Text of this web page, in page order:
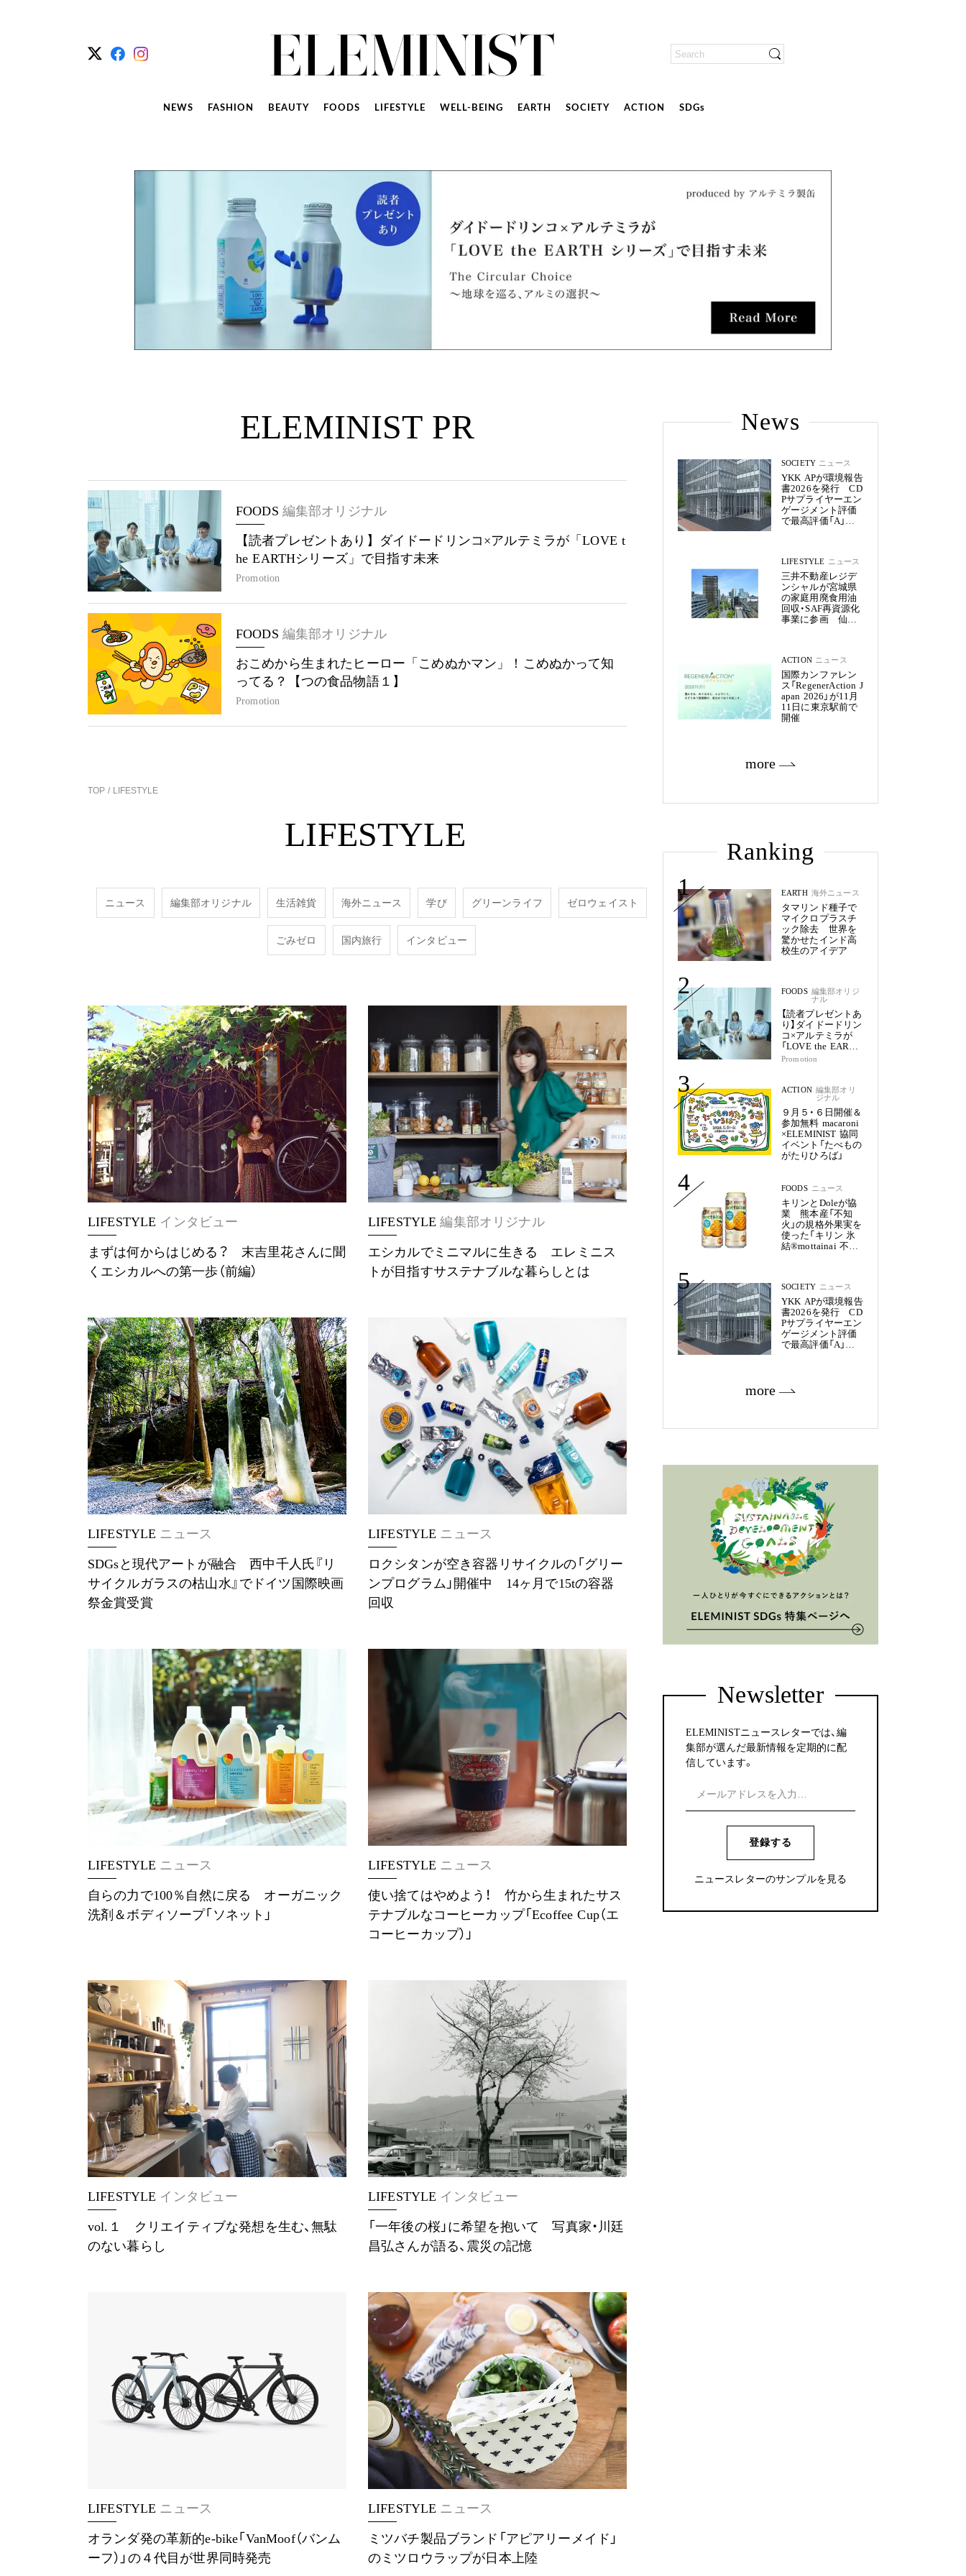
NEWS FASHION BEAUTY FOODS LIFESTYLE WELL-BEING EARTH SOCIETY ACTION SDGs
ELEMINIST PR
FOODS 編集部オリジナル
【読者プレゼントあり】ダイドードリンコ×アルテミラが「LOVE t
he EARTHシリーズ」で目指す未来
Promotion
FOODS 編集部オリジナル
おこめから生まれたヒーロー「こめぬかマン」！こめぬかって知
ってる？【つの食品物語１】
Promotion
TOP LIFESTYLE
LIFESTYLE
ニュース 編集部オリジナル 生活雑貨 海外ニュース 学び グリーンライフ ゼロウェイスト
ごみゼロ 国内旅行 インタビュー
LIFESTYLE インタビュー
まずは何からはじめる？ 末吉里花さんに聞
くエシカルへの第一歩（前編）
LIFESTYLE 編集部オリジナル
エシカルでミニマルに生きる エレミニス
トが目指すサステナブルな暮らしとは
LIFESTYLE ニュース
SDGsと現代アートが融合 西中千人氏『リ
サイクルガラスの枯山水』でドイツ国際映画
祭金賞受賞
LIFESTYLE ニュース
ロクシタンが空き容器リサイクルの「グリー
ンプログラム」開催中 14ヶ月で15tの容器
回収
LIFESTYLE ニュース
自らの力で100％自然に戻る オーガニック
洗剤＆ボディソープ「ソネット」
LIFESTYLE ニュース
使い捨てはやめよう！ 竹から生まれたサス
テナブルなコーヒーカップ「Ecoffee Cup（エ
コーヒーカップ）」
LIFESTYLE インタビュー
vol.１ クリエイティブな発想を生む、無駄
のない暮らし
LIFESTYLE インタビュー
「一年後の桜」に希望を抱いて 写真家・川廷
昌弘さんが語る、震災の記憶
LIFESTYLE ニュース
オランダ発の革新的e-bike「VanMoof（バンム
ーフ）」の４代目が世界同時発売
LIFESTYLE ニュース
ミツバチ製品ブランド「アピアリーメイド」
のミツロウラップが日本上陸
News
SOCIETY ニュース
YKK APが環境報告
書2026を発行 CD
Pサプライヤーエン
ゲージメント評価
で最高評価「A」を
LIFESTYLE ニュース
三井不動産レジデ
ンシャルが宮城県
の家庭用廃食用油
回収・SAF再資源化
事業に参画 仙台
ACTION ニュース
国際カンファレン
ス「RegenerAction J
apan 2026」が11月
11日に東京駅前で
開催
more
Ranking
1
EARTH 海外ニュース
タマリンド種子で
マイクロプラスチ
ック除去 世界を
驚かせたインド高
校生のアイデア
2 FOODS 編集部オリジ
ナル
【読者プレゼントあ
り】ダイドードリン
コ×アルテミラが
「LOVE the EARTH
シリーズ」で目指す
Promotion
3 ACTION 編集部オリ
ジナル
９月５・６日開催＆
参加無料 macaroni
×ELEMINIST 協同
イベント「たべもの
がたりひろば」
4 FOODS ニュース
キリンとDoleが協
業 熊本産「不知
火」の規格外果実を
使った「キリン 氷
結®mottainai 不知
5 SOCIETY ニュース
YKK APが環境報告
書2026を発行 CD
Pサプライヤーエン
ゲージメント評価
で最高評価「A」を
more
Newsletter
ELEMINISTニュースレターでは、編
集部が選んだ最新情報を定期的に配
信しています。
登録する
ニュースレターのサンプルを見る